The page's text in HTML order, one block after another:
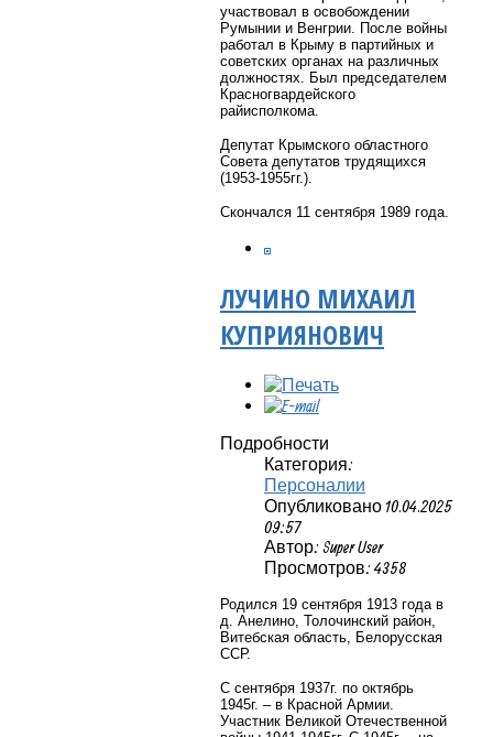
участвовал в освобождении
Румынии и Венгрии. После войны
работал в Крыму в партийных и
советских органах на различных
должностях. Был председателем
Красногвардейского
райисполкома.
Депутат Крымского областного
Совета депутатов трудящихся
(1953-1955гг.).
Скончался 11 сентября 1989 года.
ЛУЧИНО МИХАИЛ
КУПРИЯНОВИЧ
Подробности
Категория:
Персоналии
Опубликовано 10.04.2025
09:57
Автор: Super User
Просмотров: 4358
Родился 19 сентября 1913 года в
д. Анелино, Толочинский район,
Витебская область, Белорусская
ССР.
С сентября 1937г. по октябрь
1945г. – в Красной Армии.
Участник Великой Отечественной